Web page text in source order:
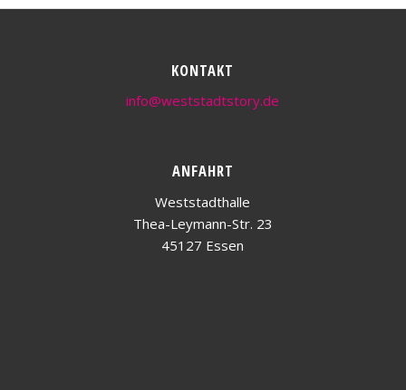
KONTAKT
info@weststadtstory.de
ANFAHRT
Weststadthalle
Thea-Leymann-Str. 23
45127 Essen